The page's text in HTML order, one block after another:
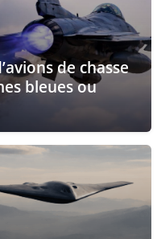
de chasse
bleues ou